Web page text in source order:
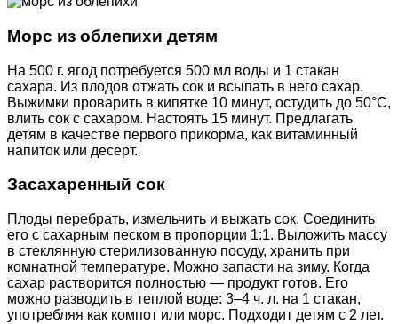
Морс из облепихи детям
На 500 г. ягод потребуется 500 мл воды и 1 стакан
сахара. Из плодов отжать сок и всыпать в него сахар.
Выжимки проварить в кипятке 10 минут, остудить до 50°С,
влить сок с сахаром. Настоять 15 минут. Предлагать
детям в качестве первого прикорма, как витаминный
напиток или десерт.
Засахаренный сок
Плоды перебрать, измельчить и выжать сок. Соединить
его с сахарным песком в пропорции 1:1. Выложить массу
в стеклянную стерилизованную посуду, хранить при
комнатной температуре. Можно запасти на зиму. Когда
сахар растворится полностью — продукт готов. Его
можно разводить в теплой воде: 3–4 ч. л. на 1 стакан,
употребляя как компот или морс. Подходит детям с 2 лет.